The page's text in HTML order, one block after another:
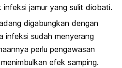
jamur yang sulit diobati.
digabungkan dengan
infeksi sudah menyerang
perlu pengawasan
efek samping.